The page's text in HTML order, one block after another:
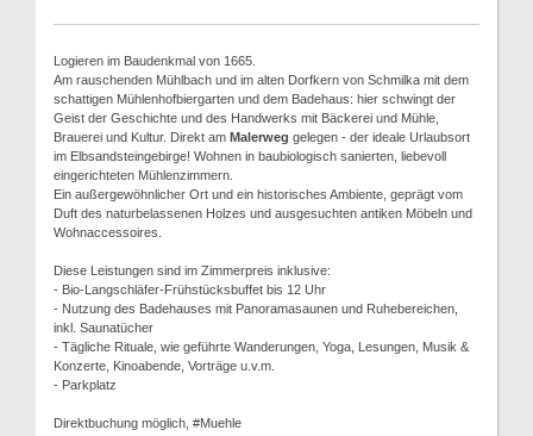
Logieren im Baudenkmal von 1665.
Am rauschenden Mühlbach und im alten Dorfkern von Schmilka mit dem
schattigen Mühlenhofbiergarten und dem Badehaus: hier schwingt der
Geist der Geschichte und des Handwerks mit Bäckerei und Mühle,
Brauerei und Kultur. Direkt am Malerweg gelegen - der ideale Urlaubsort
im Elbsandsteingebirge! Wohnen in baubiologisch sanierten, liebevoll
eingerichteten Mühlenzimmern.
Ein außergewöhnlicher Ort und ein historisches Ambiente, geprägt vom
Duft des naturbelassenen Holzes und ausgesuchten antiken Möbeln und
Wohnaccessoires.
Diese Leistungen sind im Zimmerpreis inklusive:
- Bio-Langschläfer-Frühstücksbuffet bis 12 Uhr
- Nutzung des Badehauses mit Panoramasaunen und Ruhebereichen,
inkl. Saunatücher
- Tägliche Rituale, wie geführte Wanderungen, Yoga, Lesungen, Musik &
Konzerte, Kinoabende, Vorträge u.v.m.
- Parkplatz
Direktbuchung möglich, #Muehle